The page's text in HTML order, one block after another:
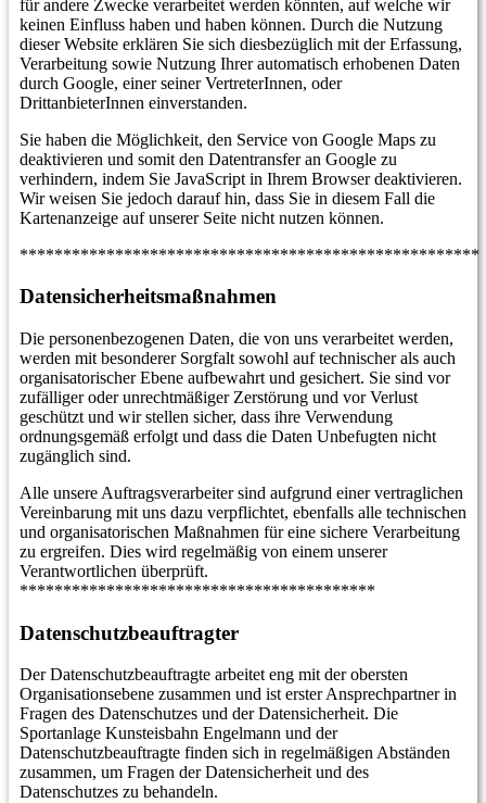
für andere Zwecke verarbeitet werden könnten, auf welche wir
keinen Einfluss haben und haben können. Durch die Nutzung
dieser Website erklären Sie sich diesbezüglich mit der Erfassung,
Verarbeitung sowie Nutzung Ihrer automatisch erhobenen Daten
durch Google, einer seiner VertreterInnen, oder
DrittanbieterInnen einverstanden.
Sie haben die Möglichkeit, den Service von Google Maps zu
deaktivieren und somit den Datentransfer an Google zu
verhindern, indem Sie JavaScript in Ihrem Browser deaktivieren.
Wir weisen Sie jedoch darauf hin, dass Sie in diesem Fall die
Kartenanzeige auf unserer Seite nicht nutzen können.
*****************************************************
Datensicherheitsmaßnahmen
Die personenbezogenen Daten, die von uns verarbeitet werden,
werden mit besonderer Sorgfalt sowohl auf technischer als auch
organisatorischer Ebene aufbewahrt und gesichert. Sie sind vor
zufälliger oder unrechtmäßiger Zerstörung und vor Verlust
geschützt und wir stellen sicher, dass ihre Verwendung
ordnungsgemäß erfolgt und dass die Daten Unbefugten nicht
zugänglich sind.
Alle unsere Auftragsverarbeiter sind aufgrund einer vertraglichen
Vereinbarung mit uns dazu verpflichtet, ebenfalls alle technischen
und organisatorischen Maßnahmen für eine sichere Verarbeitung
zu ergreifen. Dies wird regelmäßig von einem unserer
Verantwortlichen überprüft.
*****************************************
Datenschutzbeauftragter
Der Datenschutzbeauftragte arbeitet eng mit der obersten
Organisationsebene zusammen und ist erster Ansprechpartner in
Fragen des Datenschutzes und der Datensicherheit. Die
Sportanlage Kunsteisbahn Engelmann und der
Datenschutzbeauftragte finden sich in regelmäßigen Abständen
zusammen, um Fragen der Datensicherheit und des
Datenschutzes zu behandeln.